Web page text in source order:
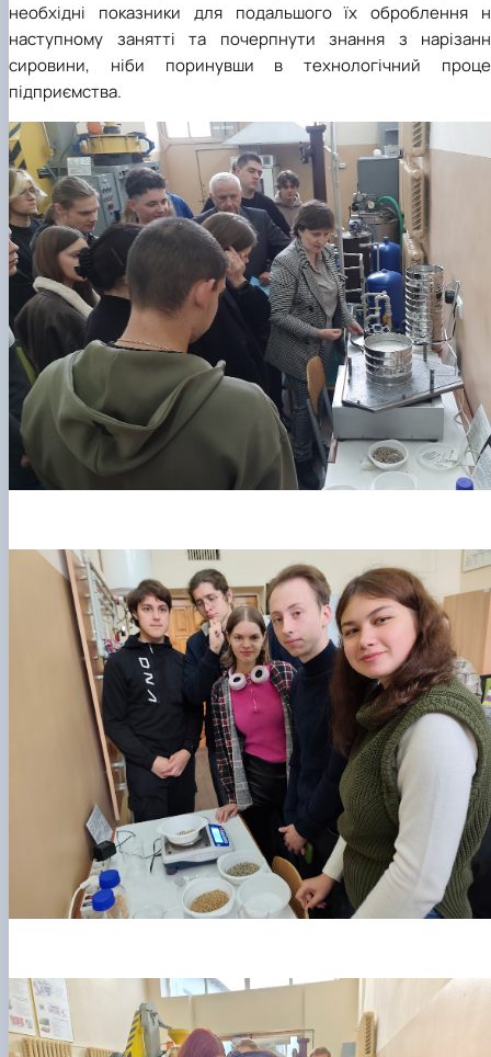
необхідні показники для подальшого їх оброблення
наступному занятті та почерпнути знання з
сировини, ніби поринувши в технологічний
підприємства.